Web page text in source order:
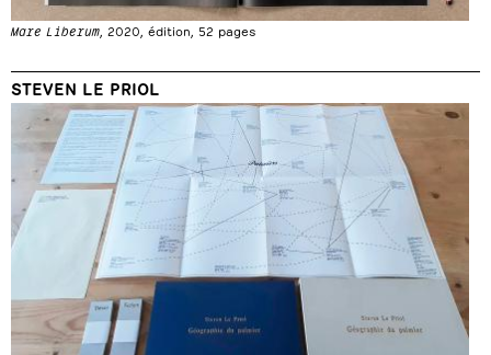
Mare Liberum, 2020, édition, 52 pages
STEVEN LE PRIOL